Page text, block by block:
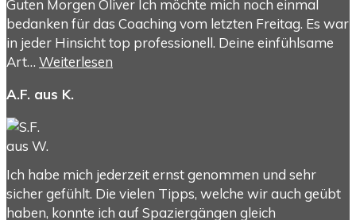
Guten Morgen Oliver Ich möchte mich noch einmal
bedanken für das Coaching vom letzten Freitag. Es war
in jeder Hinsicht top professionell. Deine einfühlsame
Art… Weiterlesen
A.F. aus K.
Ich habe mich jederzeit ernst genommen und sehr
sicher gefühlt. Die vielen Tipps, welche wir auch geübt
haben, konnte ich auf Spaziergängen gleich